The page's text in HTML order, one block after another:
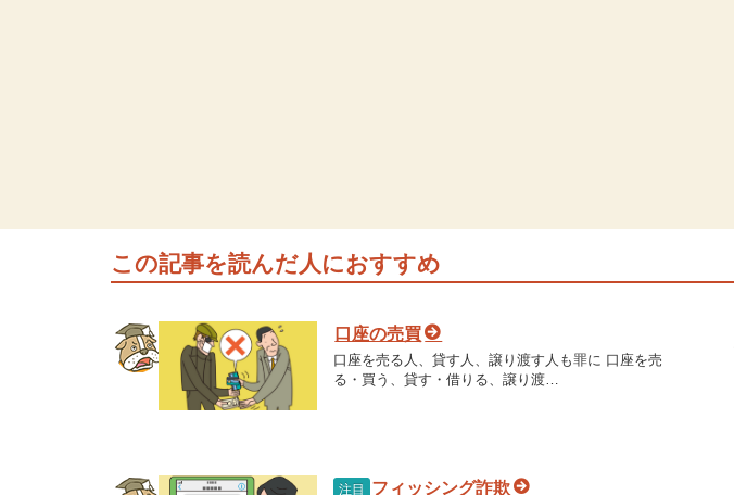
この記事を読んだ人におすすめ
口座の売買
口座を売る人、貸す人、譲り渡す人も罪に 口座を売
る・買う、貸す・借りる、譲り渡…
注目 フィッシング詐欺